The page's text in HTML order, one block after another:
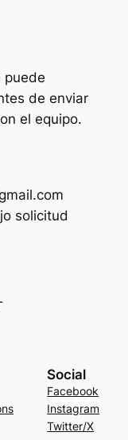
puede
de enviar
el equipo.
solicitud
Social
Facebook
Instagram
Twitter/X